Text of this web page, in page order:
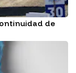
de